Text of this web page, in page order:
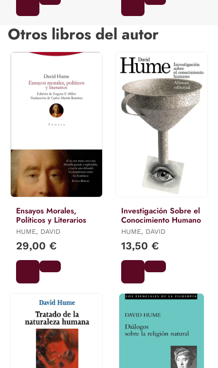
Otros libros del autor
Ensayos Morales,
Políticos y Literarios
HUME, DAVID
29,00 €
Investigación Sobre el
Conocimiento Humano
HUME, DAVID
13,50 €